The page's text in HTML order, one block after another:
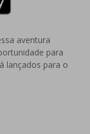
aventura
para
lançados para o